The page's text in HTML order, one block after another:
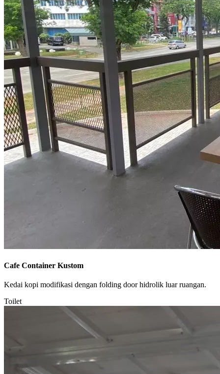
Cafe Container Kustom
Kedai kopi modifikasi dengan folding door hidrolik luar ruangan.
Toilet